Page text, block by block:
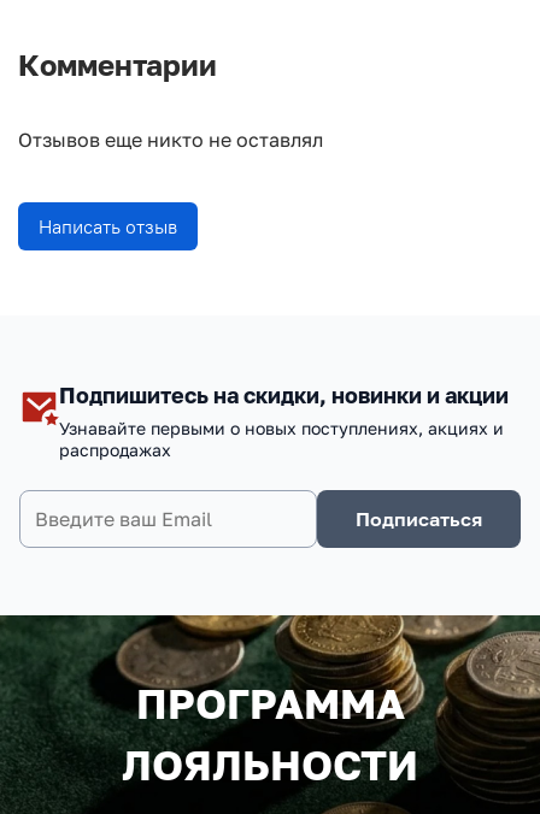
Комментарии
Отзывов еще никто не оставлял
Написать отзыв
Подпишитесь на скидки, новинки и акции
Узнавайте первыми о новых поступлениях, акциях и
распродажах
Подписаться
ПРОГРАММА
ЛОЯЛЬНОСТИ